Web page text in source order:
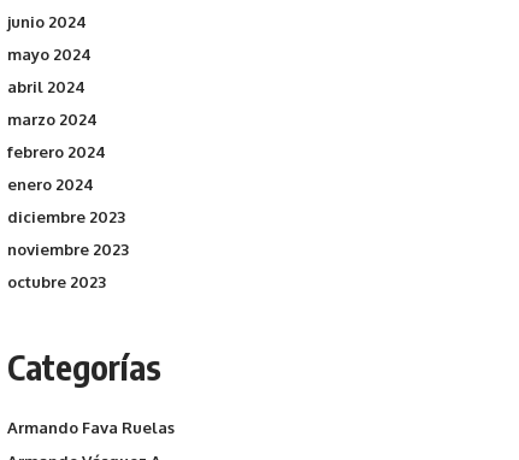
junio 2024
mayo 2024
abril 2024
marzo 2024
febrero 2024
enero 2024
diciembre 2023
noviembre 2023
octubre 2023
Categorías
Armando Fava Ruelas